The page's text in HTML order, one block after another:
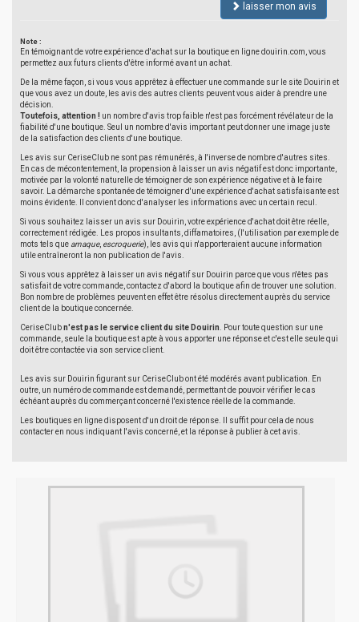
laisser mon avis
Note :
En témoignant de votre expérience d'achat sur la boutique en ligne douirin.com, vous
permettez aux futurs clients d'être informé avant un achat.
De la même façon, si vous vous apprêtez à effectuer une commande sur le site Douirin et
que vous avez un doute, les avis des autres clients peuvent vous aider à prendre une
décision.
Toutefois, attention ! un nombre d'avis trop faible n'est pas forcément révélateur de la
fiabilité d'une boutique. Seul un nombre d'avis important peut donner une image juste
de la satisfaction des clients d'une boutique.
Les avis sur CeriseClub ne sont pas rémunérés, à l'inverse de nombre d'autres sites.
En cas de mécontentement, la propension à laisser un avis négatif est donc importante,
motivée par la volonté naturelle de témoigner de son expérience négative et à le faire
savoir. La démarche spontanée de témoigner d'une expérience d'achat satisfaisante est
moins évidente. Il convient donc d'analyser les informations avec un certain recul.
Si vous souhaitez laisser un avis sur Douirin, votre expérience d'achat doit être réelle,
correctement rédigée. Les propos insultants, diffamatoires, (l'utilisation par exemple de
mots tels que arnaque, escroquerie), les avis qui n'apporteraient aucune information
utile entraîneront la non publication de l'avis.
Si vous vous apprêtez à laisser un avis négatif sur Douirin parce que vous n'êtes pas
satisfait de votre commande, contactez d'abord la boutique afin de trouver une solution.
Bon nombre de problèmes peuvent en effet être résolus directement auprès du service
client de la boutique concernée.
CeriseClubn'est pas le service client du site Douirin . Pour toute question sur une
commande, seule la boutique est apte à vous apporter une réponse et c'est elle seule qui
doit être contactée via son service client.
Les avis sur Douirin figurant sur CeriseClub ont été modérés avant publication. En
outre, un numéro de commande est demandé, permettant de pouvoir vérifier le cas
échéant auprès du commerçant concerné l'existence réelle de la commande.
Les boutiques en ligne disposent d'un droit de réponse. Il suffit pour cela de nous
contacter en nous indiquant l'avis concerné, et la réponse à publier à cet avis.